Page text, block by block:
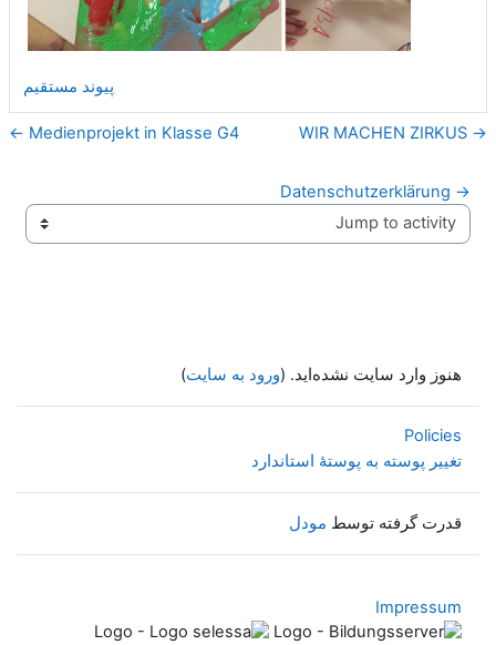
پیوند مستقیم
→ WIR MACHEN ZIRKUS
Medienprojekt in Klasse G4 ←
→ Datenschutzerklärung
Jump to activity
هنوز وارد سایت نشده‌اید. (ورود به سایت)
Policies
تغییر پوسته به پوستهٔ استاندارد
قدرت گرفته توسط مودل
Impressum